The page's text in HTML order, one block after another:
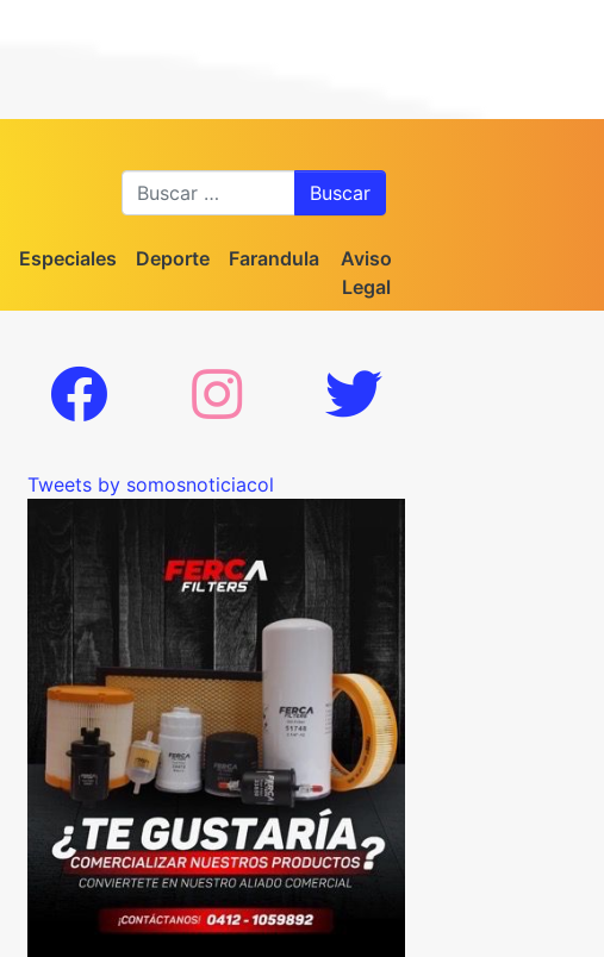
Especiales Deporte Farandula
Aviso
Legal
Tweets by somosnoticiacol